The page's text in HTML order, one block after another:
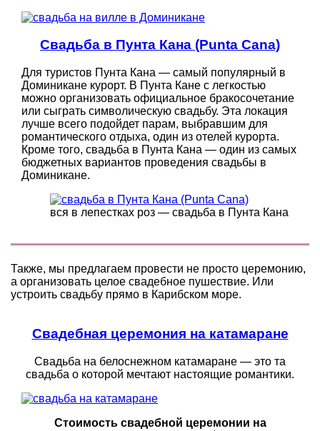
Свадьба в Пунта Кана (Punta Cana)
Для туристов Пунта Кана — самый популярный в
Доминикане курорт. В Пунта Кане с легкостью
можно организовать официальное бракосочетание
или сыграть символическую свадьбу. Эта локация
лучше всего подойдет парам, выбравшим для
романтического отдыха, один из отелей курорта.
Кроме того, свадьба в Пунта Кана — один из самых
бюджетных вариантов проведения свадьбы в
Доминикане.
вся в лепестках роз — свадьба в Пунта Кана
Также, мы предлагаем провести не просто церемонию,
а организовать целое свадебное пушествие. Или
устроить свадьбу прямо в Карибском море.
Свадебная церемония на катамаране
Свадьба на белоснежном катамаране — это та
свадьба о которой мечтают настоящие романтики.
Стоимость свадебной церемонии на